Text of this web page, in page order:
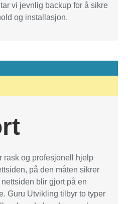
vi jevnlig backup for å sikre
og installasjon.
rask og profesjonell hjelp
på den måten sikrer
blir gjort på en
Guru Utvikling tilbyr to typer